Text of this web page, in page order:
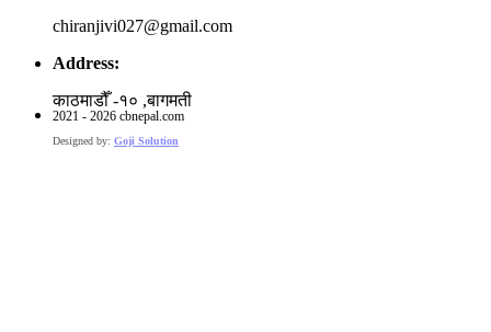
chiranjivi027@gmail.com
Address:
काठमाडौँ -१० ,बागमती
2021 - 2026 cbnepal.com
Designed by: Goji Solution